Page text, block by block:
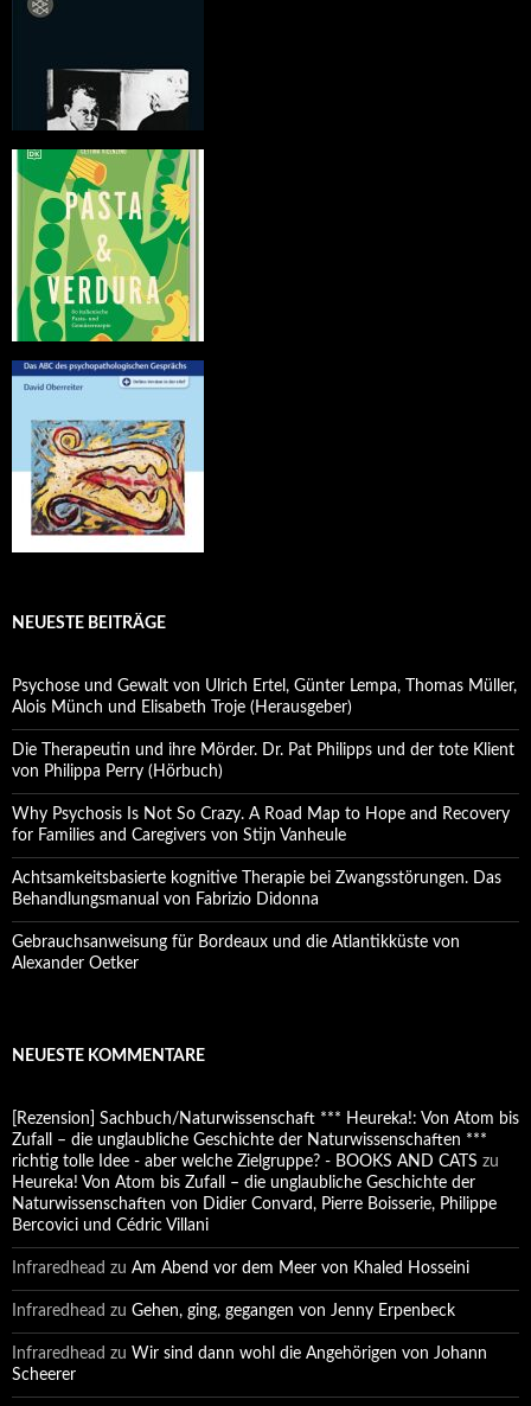
NEUESTE BEITRÄGE
Psychose und Gewalt von Ulrich Ertel, Günter Lempa, Thomas Müller,
Alois Münch und Elisabeth Troje (Herausgeber)
Die Therapeutin und ihre Mörder. Dr. Pat Philipps und der tote Klient
von Philippa Perry (Hörbuch)
Why Psychosis Is Not So Crazy. A Road Map to Hope and Recovery
for Families and Caregivers von Stijn Vanheule
Achtsamkeitsbasierte kognitive Therapie bei Zwangsstörungen. Das
Behandlungsmanual von Fabrizio Didonna
Gebrauchsanweisung für Bordeaux und die Atlantikküste von
Alexander Oetker
NEUESTE KOMMENTARE
[Rezension] Sachbuch/Naturwissenschaft *** Heureka!: Von Atom bis
Zufall – die unglaubliche Geschichte der Naturwissenschaften ***
richtig tolle Idee - aber welche Zielgruppe? - BOOKS AND CATS zu
Heureka! Von Atom bis Zufall – die unglaubliche Geschichte der
Naturwissenschaften von Didier Convard, Pierre Boisserie, Philippe
Bercovici und Cédric Villani
Infraredhead zu Am Abend vor dem Meer von Khaled Hosseini
Infraredhead zu Gehen, ging, gegangen von Jenny Erpenbeck
Infraredhead zu Wir sind dann wohl die Angehörigen von Johann
Scheerer